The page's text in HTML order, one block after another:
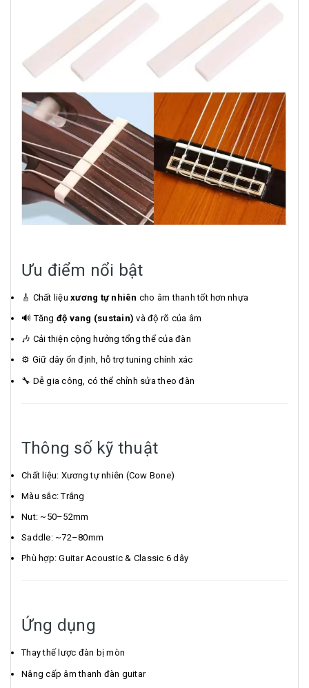
Ưu điểm nổi bật
🎸 Chất liệu xương tự nhiên cho âm thanh tốt hơn nhựa
🔊 Tăng độ vang (sustain) và độ rõ của âm
🎶 Cải thiện cộng hưởng tổng thể của đàn
⚙️ Giữ dây ổn định, hỗ trợ tuning chính xác
🔧 Dễ gia công, có thể chỉnh sửa theo đàn
Thông số kỹ thuật
Chất liệu: Xương tự nhiên (Cow Bone)
Màu sắc: Trắng
Nut: ~50–52mm
Saddle: ~72–80mm
Phù hợp: Guitar Acoustic & Classic 6 dây
Ứng dụng
Thay thế lược đàn bị mòn
Nâng cấp âm thanh đàn guitar